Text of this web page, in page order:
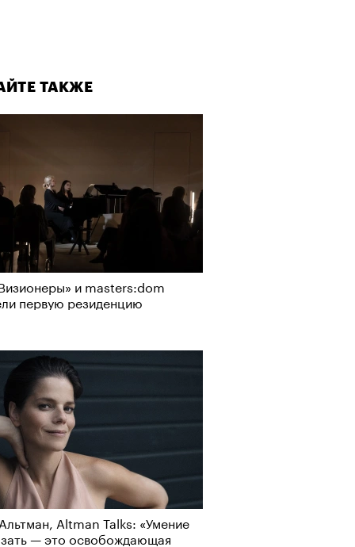
ТАКЖЕ
и masters:dom
первую резиденцию
Altman Talks: «Умение
— это освобождающая